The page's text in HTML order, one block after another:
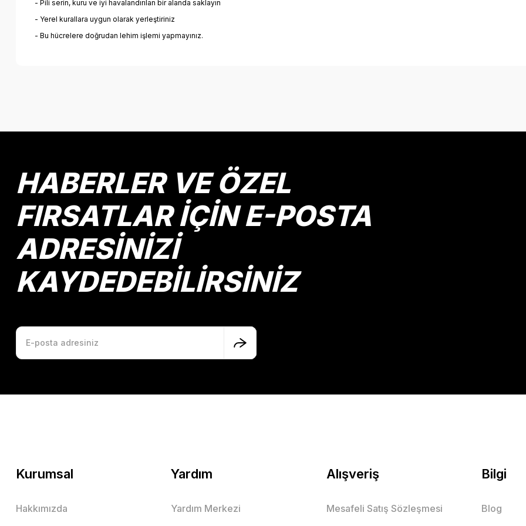
- Pili serin, kuru ve iyi havalandırılan bir alanda saklayın
- Yerel kurallara uygun olarak yerleştiriniz
- Bu hücrelere doğrudan lehim işlemi yapmayınız.
Ürün resmi kalitesiz, bozuk veya görüntülenemiyor.
Ürün fiyatı diğer sitelerden daha pahalı.
Bu ürüne benzer farklı alternatifler olmalı.
HABERLER VE ÖZEL
FIRSATLAR İÇİN E-POSTA
ADRESİNİZİ
KAYDEDEBİLİRSİNİZ
Kurumsal
Hakkımızda
Yardım
Yardım Merkezi
Alışveriş
Mesafeli Satış Sözleşmesi
Bilgi
Blog